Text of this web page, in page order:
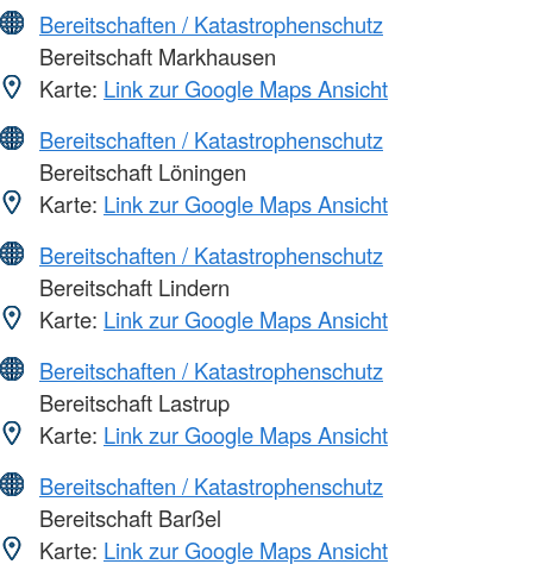
Bereitschaften / Katastrophenschutz
Bereitschaft Markhausen
Karte: Link zur Google Maps Ansicht
Bereitschaften / Katastrophenschutz
Bereitschaft Löningen
Karte: Link zur Google Maps Ansicht
Bereitschaften / Katastrophenschutz
Bereitschaft Lindern
Karte: Link zur Google Maps Ansicht
Bereitschaften / Katastrophenschutz
Bereitschaft Lastrup
Karte: Link zur Google Maps Ansicht
Bereitschaften / Katastrophenschutz
Bereitschaft Barßel
Karte: Link zur Google Maps Ansicht